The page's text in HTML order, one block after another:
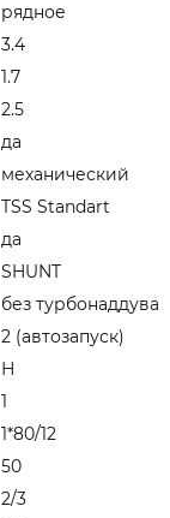
рядное
3.4
1.7
2.5
да
механический
TSS Standart
да
SHUNT
без турбонаддува
2 (автозапуск)
Н
1
1*80/12
50
2/3